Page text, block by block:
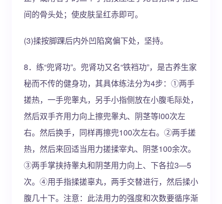
间的骨头处；使皮肤呈红赤即可。
(3)揉按脚踝后内外凹陷窝偏下处，坚持。
8．练“兜肾功”。兜肾功又名“铁裆功”，是古养生家
秘而不传的健身功，其具体练法分为4步：①两手
搓热，一手兜睾丸，另手小指侧放在小腹毛际处，
然后双手齐用力向上擦兜睾丸、阴茎等l00次左
右。然后换手，同样再擦兜100次左右。②两手搓
热，然后来回适当用力搓揉宰丸、阴茎100余次。
③两手掌挟持睾丸和阴茎用力向上、下各拉3―5
次。④用手指揉搓辜丸，两手交替进行，然后揉小
腹几十下。注意：此法用力的强度和次数要循序渐